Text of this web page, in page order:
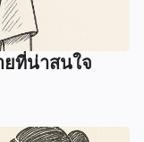
ที่น่าสนใจ